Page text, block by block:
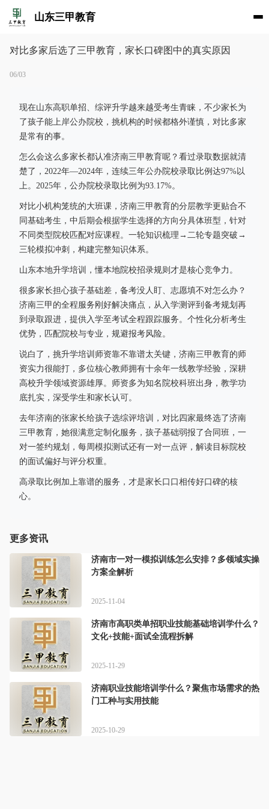
山东三甲教育
对比多家后选了三甲教育，家长口碑图中的真实原因
06/03
现在山东高职单招、综评升学越来越受考生青睐，不少家长为
了孩子能上岸公办院校，挑机构的时候都格外谨慎，对比多家
是常有的事。
怎么会这么多家长都认准济南三甲教育呢？看过录取数据就清
楚了，2022年—2024年，连续三年公办院校录取比例达97%以
上。2025年，公办院校录取比例为93.17%。
对比小机构笼统的大班课，济南三甲教育的分层教学更贴合不
同基础考生，中后期会根据学生选择的方向分具体班型，针对
不同类型院校匹配对应课程。一轮知识梳理→二轮专题突破→
三轮模拟冲刺，构建完整知识体系。
山东本地升学培训，懂本地院校招录规则才是核心竞争力。
很多家长担心孩子基础差，备考没人盯、志愿填不对怎么办？
济南三甲的全程服务刚好解决痛点，从入学测评到备考规划再
到录取跟进，提供入学至考试全程跟踪服务。个性化分析考生
优势，匹配院校与专业，规避报考风险。
说白了，挑升学培训师资靠不靠谱太关键，济南三甲教育的师
资实力很能打，多位核心教师拥有十余年一线教学经验，深耕
高校升学领域资源雄厚。师资多为知名院校科班出身，教学功
底扎实，深受学生和家长认可。
去年济南的张家长给孩子选综评培训，对比四家最终选了济南
三甲教育，她很满意定制化服务，孩子基础弱报了合同班，一
对一签约规划，每周模拟测试还有一对一点评，解读目标院校
的面试偏好与评分权重。
高录取比例加上靠谱的服务，才是家长口口相传好口碑的核
心。
更多资讯
济南市一对一模拟训练怎么安排？多领域实操
方案全解析
2025-11-04
济南市高职类单招职业技能基础培训学什么？
文化+技能+面试全流程拆解
2025-11-29
济南职业技能培训学什么？聚焦市场需求的热
门工种与实用技能
2025-10-29